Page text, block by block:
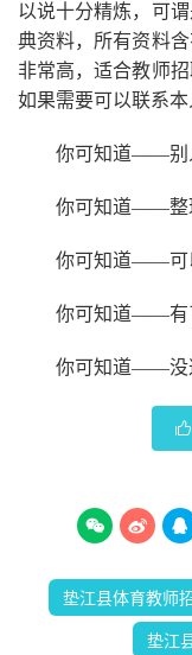
以说十分精炼，可
典资料，所有资料
非常高，适合教师
如果需要可以联系本
你可知道——别
你可知道——整
你可知道——可
你可知道——有
你可知道——没

  
垫江县体育教师
垫江